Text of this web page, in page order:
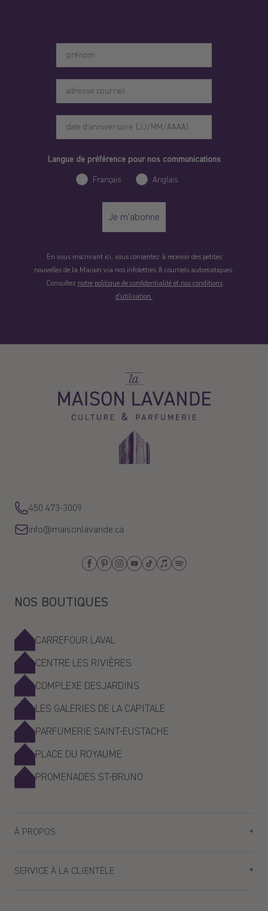
Langue de préférence pour nos communications
Français
Anglais
Je m'abonne
En vous inscrivant ici, vous consentez à recevoir des petites
nouvelles de la Maison via nos infolettres & courriels automatiques.
Consultez notre politique de confidentialité et nos conditions
d'utilisation.
450 473-3009
info@maisonlavande.ca
Facebook
PinterestInstagram
Youtube
TiktokApple_Music
Spotify
NOS BOUTIQUES
CARREFOUR LAVAL
CENTRE LES RIVIÈRES
COMPLEXE DESJARDINS
LES GALERIES DE LA CAPITALE
PARFUMERIE SAINT-EUSTACHE
PLACE DU ROYAUME
PROMENADES ST-BRUNO
À PROPOS
Planifiez votre visite
SERVICE À LA CLIENTÈLE